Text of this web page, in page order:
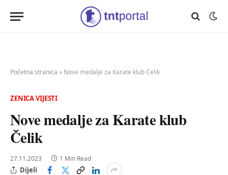
Početna stranica » Nove medalje za Karate klub Čelik
ZENICA VIJESTI
Nove medalje za Karate klub
Čelik
27.11.2023 1 Min Read
Dijeli